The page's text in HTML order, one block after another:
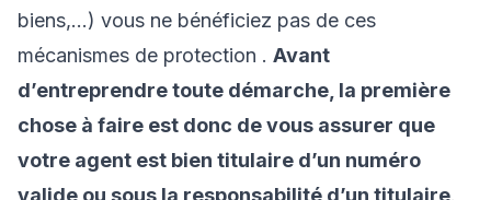
biens,...) vous ne bénéficiez pas de ces
mécanismes de protection . Avant
d’entreprendre toute démarche, la première
chose à faire est donc de vous assurer que
votre agent est bien titulaire d’un numéro
valide ou sous la responsabilité d’un titulaire.